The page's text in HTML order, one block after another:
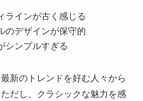
ラインが古く感じる
のデザインが保守的
シンプルすぎる
新のトレンドを好む人々から
だし、クラシックな魅力を感